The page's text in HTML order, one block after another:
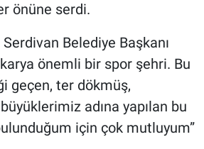
önüne serdi.
Belediye Başkanı
önemli bir spor şehri. Bu
geçen, ter dökmüş,
adına yapılan bu
için çok mutluyum”